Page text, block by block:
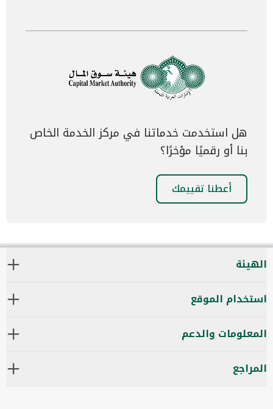
هل استخدمت خدماتنا في مركز الخدمة الخاص
بنا أو رقميًا مؤخرًا؟
أعطنا تقييمك
الهيئة
استخدام الموقع
المعلومات والدعم
المراجع